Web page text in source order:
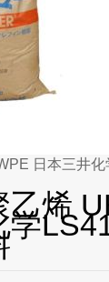
日本三井
乙烯
学